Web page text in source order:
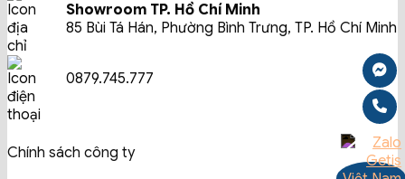
Showroom TP. Hồ Chí Minh
85 Bùi Tá Hán, Phường Bình Trưng, TP. Hồ Chí Minh
0879.745.777
Chính sách công ty